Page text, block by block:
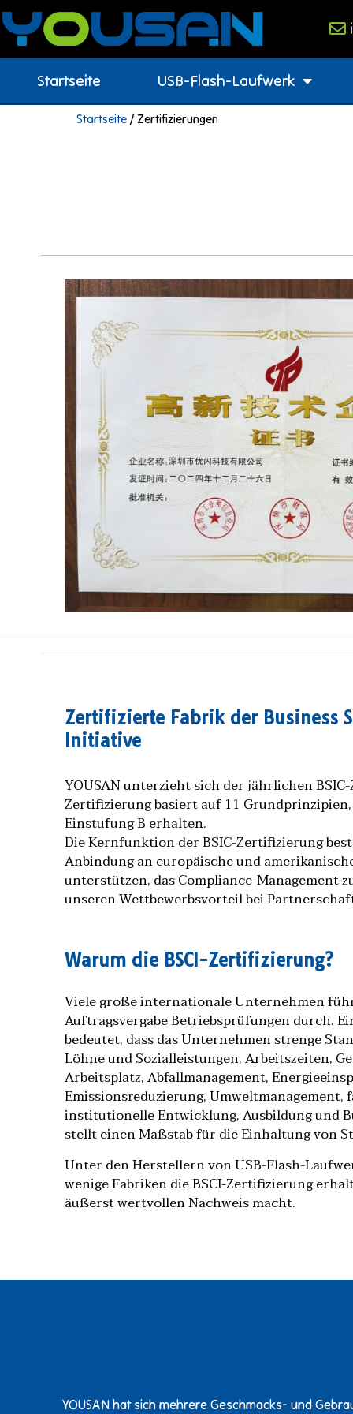
Startseite USB-Flash-Laufwerk
Startseite / Zertifizierungen
Zertifizierte Fabrik der Business
Initiative
YOUSAN unterzieht sich der jährlichen
Zertifizierung basiert auf 11 Grundprinzipien,
Einstufung B erhalten.
Die Kernfunktion der BSIC-Zertifizierung
Anbindung an europäische und
unterstützen, das Compliance-Management
unseren Wettbewerbsvorteil bei
Warum die BSCI-Zertifizierung?
Viele große internationale Unternehmen
Auftragsvergabe Betriebsprüfungen durch.
bedeutet, dass das Unternehmen strenge
Löhne und Sozialleistungen, Arbeitszeiten,
Arbeitsplatz, Abfallmanagement,
Emissionsreduzierung, Umweltmanagement,
institutionelle Entwicklung, Ausbildung und
stellt einen Maßstab für die Einhaltung von
Unter den Herstellern von USB-Flash-
wenige Fabriken die BSCI-Zertifizierung
äußerst wertvollen Nachweis macht.
YOUSAN hat sich mehrere Geschmacks- und